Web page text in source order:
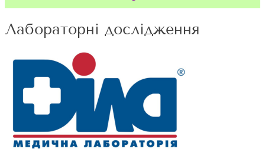
Лабораторні дослідження